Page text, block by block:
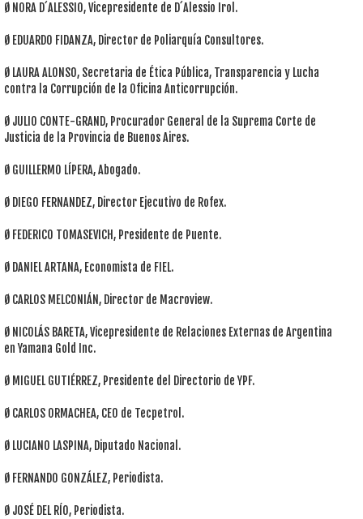
Ø NORA D´ALESSIO, Vicepresidente de D´Alessio Irol.
Ø EDUARDO FIDANZA, Director de Poliarquía Consultores.
Ø LAURA ALONSO, Secretaria de Ética Pública, Transparencia y Lucha
contra la Corrupción de la Oficina Anticorrupción.
Ø JULIO CONTE-GRAND, Procurador General de la Suprema Corte de
Justicia de la Provincia de Buenos Aires.
Ø GUILLERMO LÍPERA, Abogado.
Ø DIEGO FERNANDEZ, Director Ejecutivo de Rofex.
Ø FEDERICO TOMASEVICH, Presidente de Puente.
Ø DANIEL ARTANA, Economista de FIEL.
Ø CARLOS MELCONIÁN, Director de Macroview.
Ø NICOLÁS BARETA, Vicepresidente de Relaciones Externas de Argentina
en Yamana Gold Inc.
Ø MIGUEL GUTIÉRREZ, Presidente del Directorio de YPF.
Ø CARLOS ORMACHEA, CEO de Tecpetrol.
Ø LUCIANO LASPINA, Diputado Nacional.
Ø FERNANDO GONZÁLEZ, Periodista.
Ø JOSÉ DEL RÍO, Periodista.